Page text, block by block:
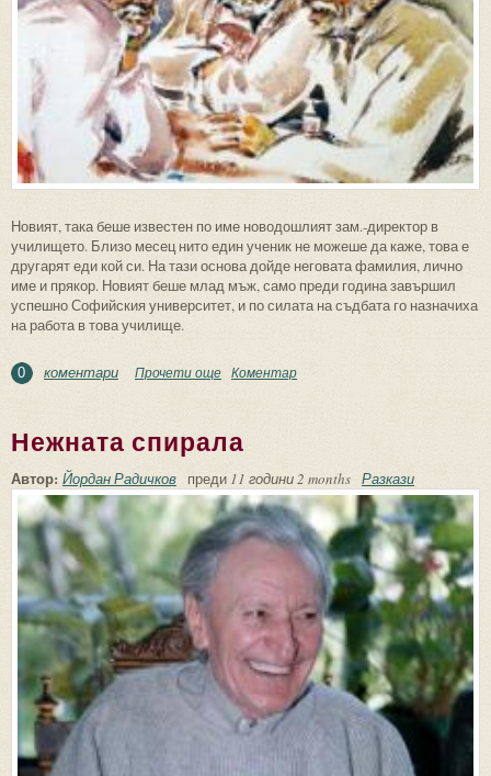
Новият, така беше известен по име новодошлият зам.-директор в
училището. Близо месец нито един ученик не можеше да каже, това е
другарят еди кой си. На тази основа дойде неговата фамилия, лично
име и прякор. Новият беше млад мъж, само преди година завършил
успешно Софийския университет, и по силата на съдбата го назначиха
на работа в това училище.
0 коментари Прочети още about По пътя към себе си
Коментар
Нежната спирала
Автор: Йордан Радичков преди 11 години 2 months Разкази